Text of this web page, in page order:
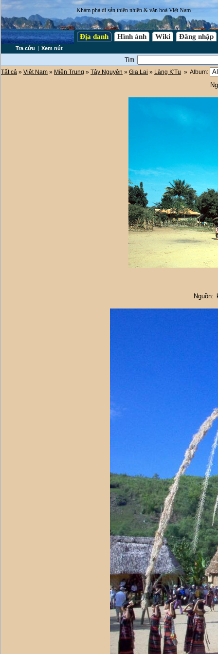
Khám phá di sản thiên nhiên & văn hoá Việt Nam
Địa danh Hình ảnh Wiki Đăng nhập
Tra cứu | Xem nút
Tìm
Tất cả » Việt Nam » Miền Trung » Tây Nguyên » Gia Lai » Làng K'Tu » Album:
Nguồn: